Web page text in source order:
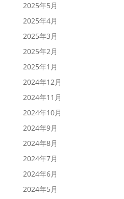
2025年5月
2025年4月
2025年3月
2025年2月
2025年1月
2024年12月
2024年11月
2024年10月
2024年9月
2024年8月
2024年7月
2024年6月
2024年5月